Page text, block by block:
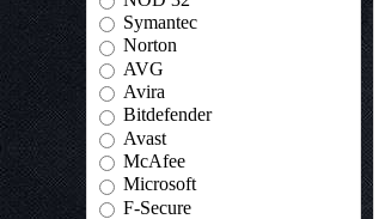
Symantec
Norton
AVG
Avira
Bitdefender
Avast
McAfee
Microsoft
F-Secure